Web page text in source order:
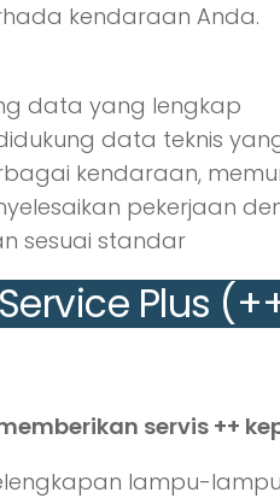
kendaraan Anda.
data teknis
kendaraan,
pekerjaan
sesuai standar
Service Plus
servis ++
lampu-